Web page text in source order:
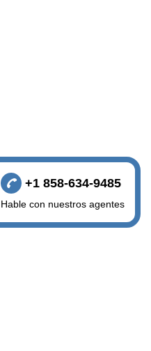
+1 858-634-9485
Hable con nuestros agentes